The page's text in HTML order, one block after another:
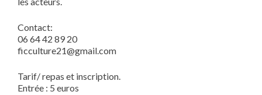
Contact:
06 64 42 89 20
ficculture21@gmail.com
Tarif/ repas et inscription.
Entrée : 5 euros